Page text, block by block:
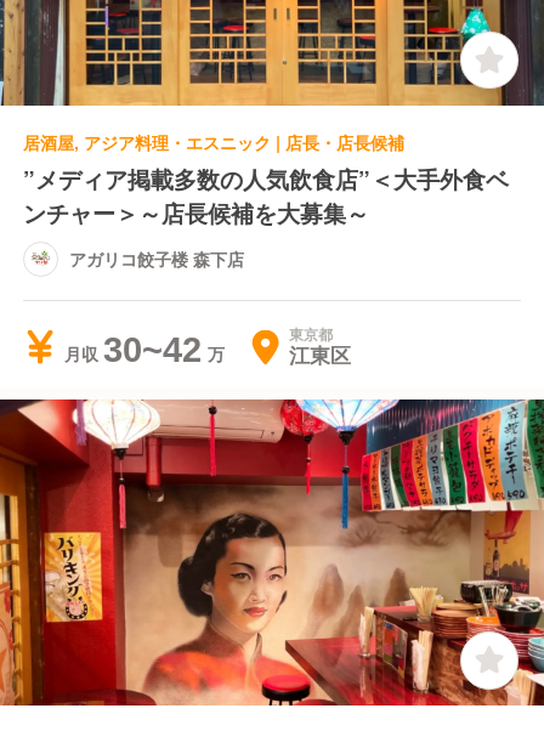
居酒屋, アジア料理・エスニック | 店長・店長候補
”メディア掲載多数の人気飲食店”＜大手外食ベ
ンチャー＞～店長候補を大募集～
アガリコ餃子楼 森下店
月収 30~42 東京都
江東区